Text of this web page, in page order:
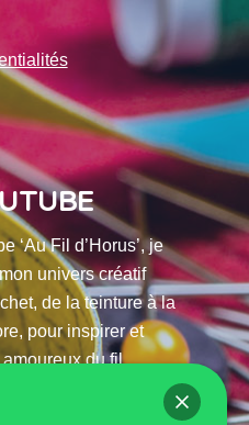
‘Au Fil d’Horus’, je
univers créatif
de la teinture à la
pour inspirer et
du fil.